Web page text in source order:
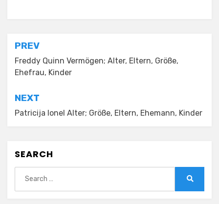
Post
navigation
PREV
Freddy Quinn Vermögen; Alter, Eltern, Größe,
Ehefrau, Kinder
NEXT
Patricija Ionel Alter; Größe, Eltern, Ehemann, Kinder
SEARCH
for: